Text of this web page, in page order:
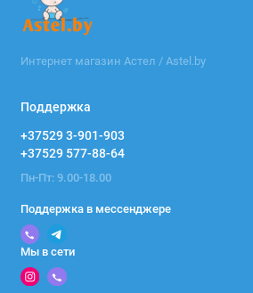
Интернет магазин Астел / Astel.by
Поддержка
+37529 3-901-903
+37529 577-88-64
Пн-Пт: 9.00-18.00
Поддержка в мессенджере
Мы в сети